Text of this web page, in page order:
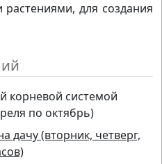
для создания
корневой системой
по октябрь)
дачу (вторник, четверг,